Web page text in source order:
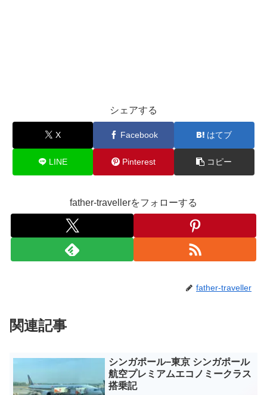
シェアする
X Facebook はてブ
LINE Pinterest コピー
father-travellerをフォローする
father-traveller
関連記事
シンガポール−東京 シンガポール
航空プレミアムエコノミークラス
搭乗記